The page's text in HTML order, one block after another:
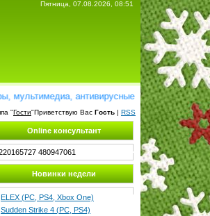
Пятница, 07.08.2026, 08:51
антивирусные программы,
"Гости"Приветствую Вас Гость | RSS
Online консультант
480947061
Новинки недели
ELEX (PC, PS4, Xbox One)
Sudden Strike 4 (PC, PS4)